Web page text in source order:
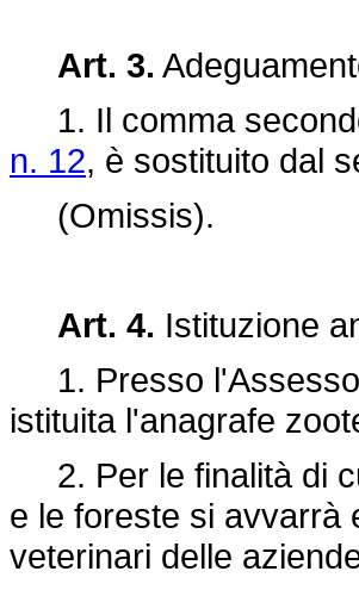
Art. 3.
1. Il comma
n. 12, è sostituito dal
(Omissis).
Art. 4. Istituzione
1. Presso
istituita l'anagrafe
2. Per le finalità di
e le foreste si avvarrà
veterinari delle